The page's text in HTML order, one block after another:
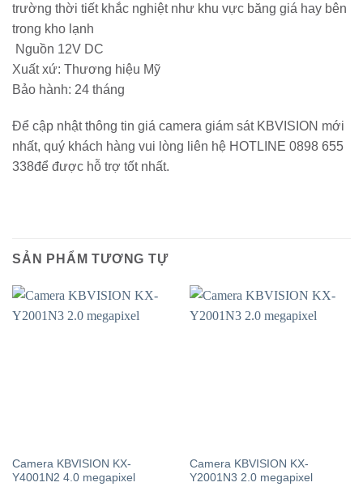
trường thời tiết khắc nghiệt như khu vực băng giá hay bên
trong kho lạnh
Nguồn 12V DC
Xuất xứ: Thương hiệu Mỹ
Bảo hành: 24 tháng
Để cập nhật thông tin giá camera giám sát KBVISION mới
nhất, quý khách hàng vui lòng liên hệ HOTLINE 0898 655
338để được hỗ trợ tốt nhất.
SẢN PHẨM TƯƠNG TỰ
Camera KBVISION KX-
Y4001N2 4.0 megapixel
Camera KBVISION KX-
Y2001N3 2.0 megapixel